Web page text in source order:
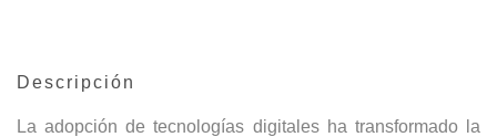
Descripción
La adopción de tecnologías digitales ha transformado la